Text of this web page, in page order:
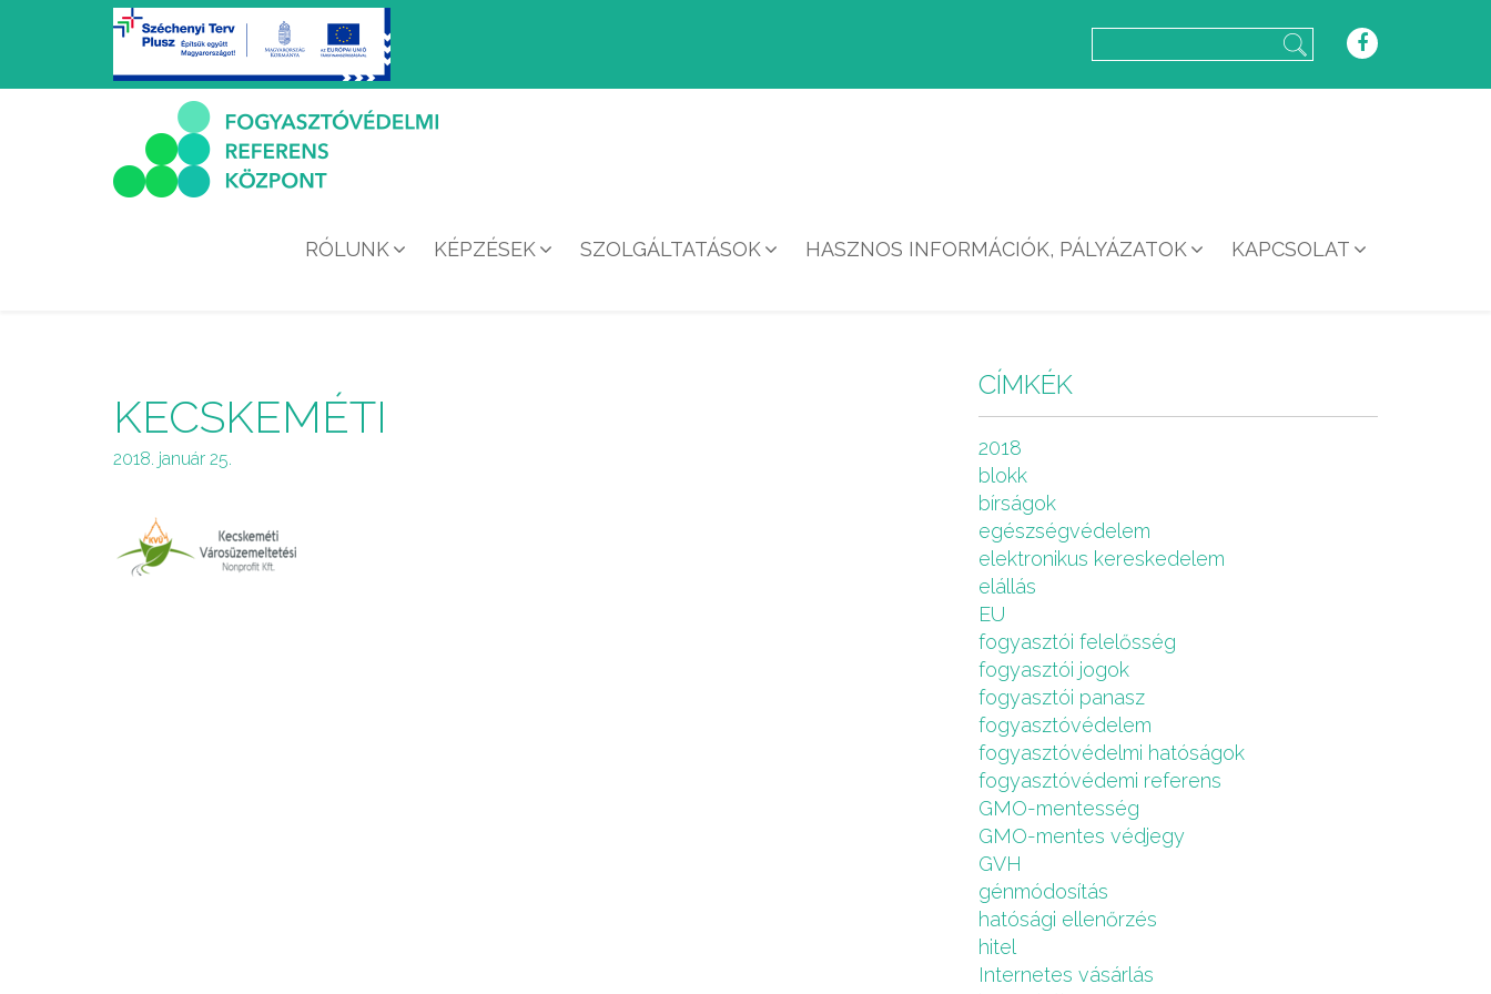
RÓLUNK KÉPZÉSEK SZOLGÁLTATÁSOK HASZNOS INFORMÁCIÓK, PÁLYÁZATOK KAPCSOLAT
KECSKEMÉTI
2018. január 25.
CÍMKÉK
2018
blokk
bírságok
egészségvédelem
elektronikus kereskedelem
elállás
EU
fogyasztói felelősség
fogyasztói jogok
fogyasztói panasz
fogyasztóvédelem
fogyasztóvédelmi hatóságok
fogyasztóvédemi referens
GMO-mentesség
GMO-mentes védjegy
GVH
génmódosítás
hatósági ellenőrzés
hitel
Internetes vásárlás